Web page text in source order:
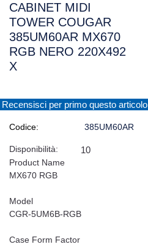
CABINET MIDI
TOWER COUGAR
385UM60AR MX670
RGB NERO 220X492
X
Recensisci per primo questo articolo
Codice: 385UM60AR
Disponibilità: 10
Product Name
MX670 RGB
Model
CGR-5UM6B-RGB
Case Form Factor